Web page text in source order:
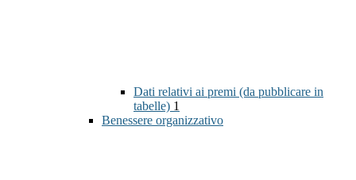
Dati relativi ai premi (da pubblicare in
tabelle) 1
Benessere organizzativo